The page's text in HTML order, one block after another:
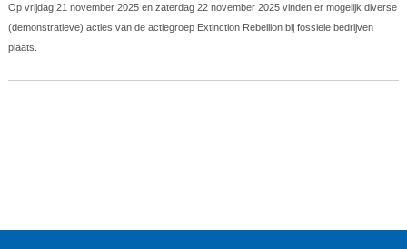
Op vrijdag 21 november 2025 en zaterdag 22 november 2025 vinden er mogelijk diverse
(demonstratieve) acties van de actiegroep Extinction Rebellion bij fossiele bedrijven
plaats.